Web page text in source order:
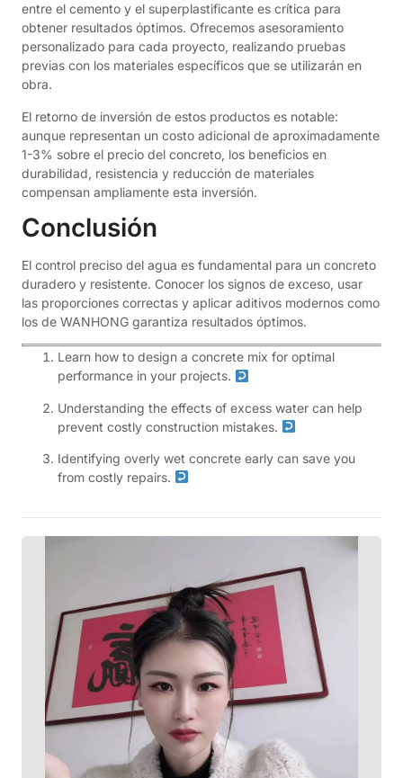
entre el cemento y el superplastificante es crítica para
obtener resultados óptimos. Ofrecemos asesoramiento
personalizado para cada proyecto, realizando pruebas
previas con los materiales específicos que se utilizarán en
obra.
El retorno de inversión de estos productos es notable:
aunque representan un costo adicional de aproximadamente
1-3% sobre el precio del concreto, los beneficios en
durabilidad, resistencia y reducción de materiales
compensan ampliamente esta inversión.
Conclusión
El control preciso del agua es fundamental para un concreto
duradero y resistente. Conocer los signos de exceso, usar
las proporciones correctas y aplicar aditivos modernos como
los de WANHONG garantiza resultados óptimos.
Learn how to design a concrete mix for optimal
performance in your projects.
Understanding the effects of excess water can help
prevent costly construction mistakes.
Identifying overly wet concrete early can save you
from costly repairs.